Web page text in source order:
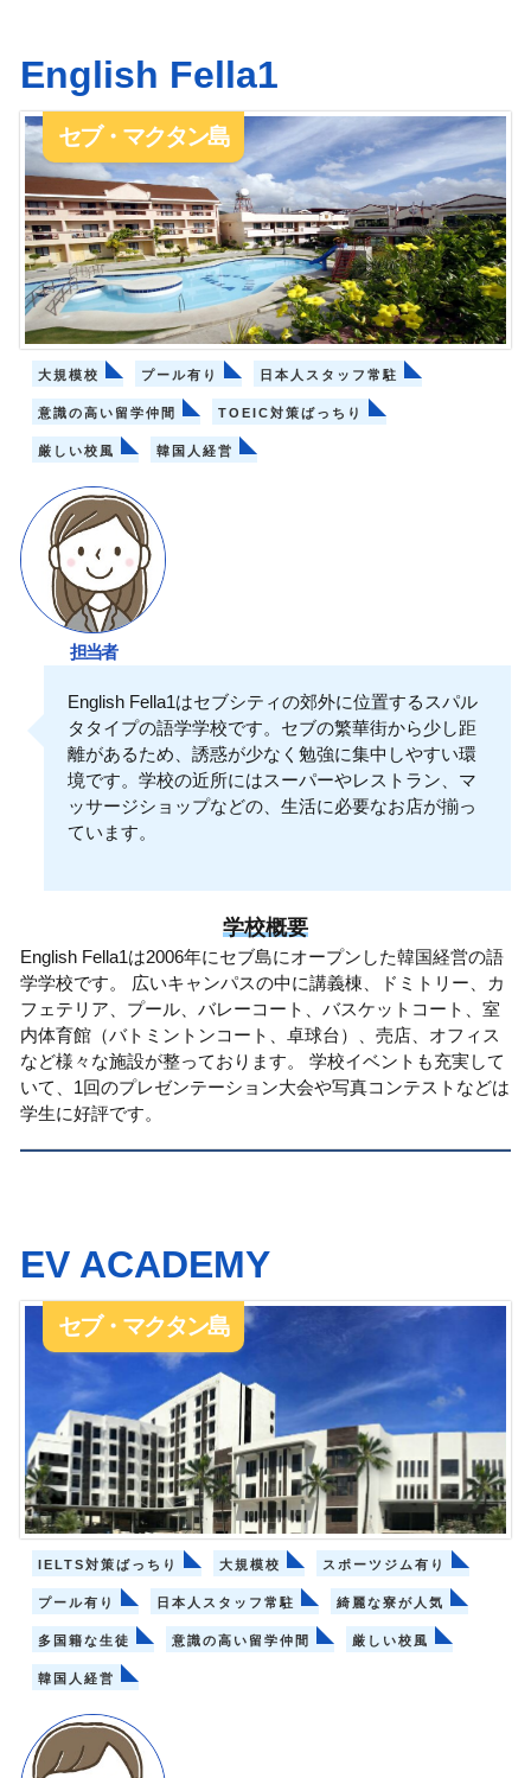
English Fella1
セブ・マクタン島
大規模校 プール有り 日本人スタッフ常駐
意識の高い留学仲間 TOEIC対策ばっちり
厳しい校風 韓国人経営
担当者
English Fella1はセブシティの郊外に位置するスパル
タタイプの語学学校です。セブの繁華街から少し距
離があるため、誘惑が少なく勉強に集中しやすい環
境です。学校の近所にはスーパーやレストラン、マ
ッサージショップなどの、生活に必要なお店が揃っ
ています。
学校概要
English Fella1は2006年にセブ島にオープンした韓国経営の語
学学校です。 広いキャンパスの中に講義棟、ドミトリー、カ
フェテリア、プール、バレーコート、バスケットコート、室
内体育館（バトミントンコート、卓球台）、売店、オフィス
など様々な施設が整っております。 学校イベントも充実して
いて、1回のプレゼンテーション大会や写真コンテストなどは
学生に好評です。
EV ACADEMY
セブ・マクタン島
IELTS対策ばっちり 大規模校 スポーツジム有り
プール有り 日本人スタッフ常駐 綺麗な寮が人気
多国籍な生徒 意識の高い留学仲間 厳しい校風
韓国人経営